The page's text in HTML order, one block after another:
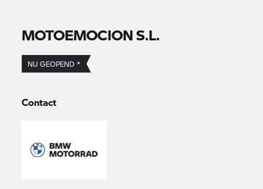
MOTOEMOCION S.L.
NU GEOPEND *
Contact